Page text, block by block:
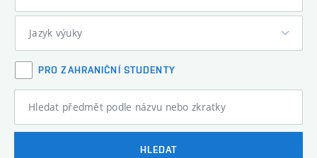
Jazyk výuky
PRO ZAHRANIČNÍ STUDENTY
Hledat předmět podle názvu nebo zkratky
HLEDAT